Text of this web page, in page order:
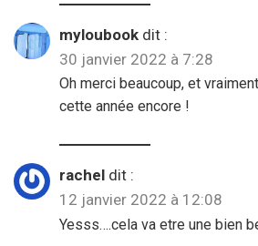
myloubook dit :
30 janvier 2022 à 7:28
Oh merci beaucoup, et
cette année encore !
rachel dit :
12 janvier 2022 à 12:08
Yesss….cela va etre une bien